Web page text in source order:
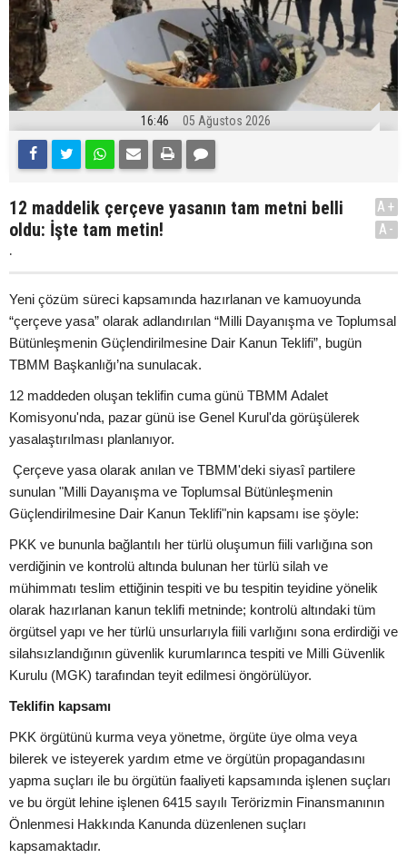
16:46 05 Ağustos 2026
12 maddelik çerçeve yasanın tam metni belli
oldu: İşte tam metin!
.
A+
A-
Yeni çözüm süreci kapsamında hazırlanan ve kamuoyunda
“çerçeve yasa” olarak adlandırılan “Milli Dayanışma ve Toplumsal
Bütünleşmenin Güçlendirilmesine Dair Kanun Teklifi”, bugün
TBMM Başkanlığı’na sunulacak.
12 maddeden oluşan teklifin cuma günü TBMM Adalet
Komisyonu'nda, pazar günü ise Genel Kurul'da görüşülerek
yasalaştırılması planlanıyor.
Çerçeve yasa olarak anılan ve TBMM'deki siyasî partilere
sunulan "Milli Dayanışma ve Toplumsal Bütünleşmenin
Güçlendirilmesine Dair Kanun Teklifi"nin kapsamı ise şöyle:
PKK ve bununla bağlantılı her türlü oluşumun fiili varlığına son
verdiğinin ve kontrolü altında bulunan her türlü silah ve
mühimmatı teslim ettiğinin tespiti ve bu tespitin teyidine yönelik
olarak hazırlanan kanun teklifi metninde; kontrolü altındaki tüm
örgütsel yapı ve her türlü unsurlarıyla fiili varlığını sona erdirdiği ve
silahsızlandığının güvenlik kurumlarınca tespiti ve Milli Güvenlik
Kurulu (MGK) tarafından teyit edilmesi öngörülüyor.
Teklifin kapsamı
PKK örgütünü kurma veya yönetme, örgüte üye olma veya
bilerek ve isteyerek yardım etme ve örgütün propagandasını
yapma suçları ile bu örgütün faaliyeti kapsamında işlenen suçları
ve bu örgüt lehine işlenen 6415 sayılı Terörizmin Finansmanının
Önlenmesi Hakkında Kanunda düzenlenen suçları
kapsamaktadır.